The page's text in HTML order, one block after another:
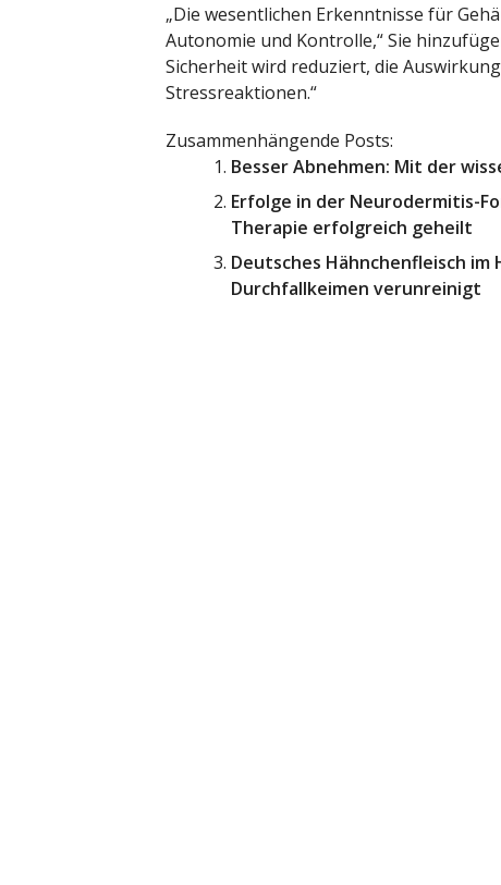
„Die wesentlichen Erkenntnisse für
Autonomie und Kontrolle,“ Sie
Sicherheit wird reduziert, die
Stressreaktionen.“
Zusammenhängende Posts:
Besser Abnehmen: Mit der
Erfolge in der Neurodermitis-
Therapie erfolgreich geheilt
Deutsches Hähnchenfleisch
Durchfallkeimen verunreinigt